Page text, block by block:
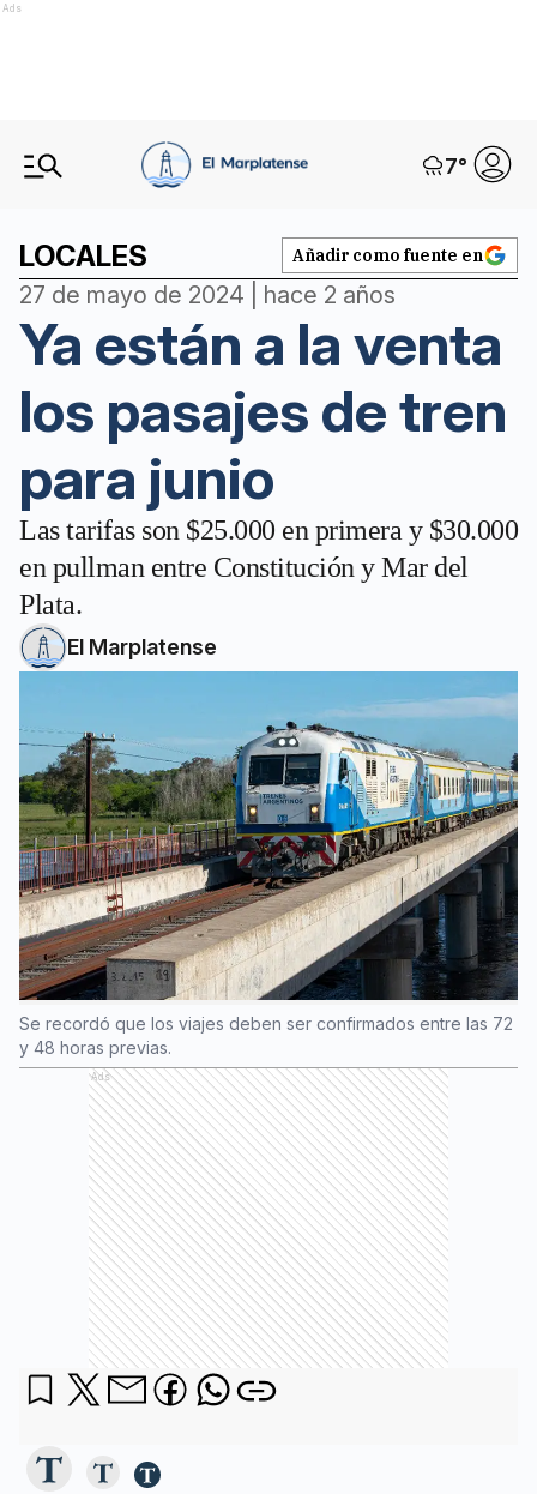
Ads
7°
LOCALES Añadir como fuente en
27 de mayo de 2024 | hace 2 años
Ya están a la venta
los pasajes de tren
para junio
Las tarifas son $25.000 en primera y $30.000
en pullman entre Constitución y Mar del
Plata.
El Marplatense
Se recordó que los viajes deben ser confirmados entre las 72
y 48 horas previas.
Ads